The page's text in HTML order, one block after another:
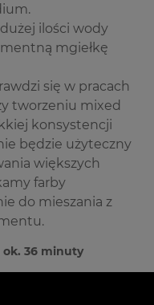
ilości wody
mgiełkę
się w pracach
tworzeniu mixed
konsystencji
będzie użyteczny
większych
farby
do mieszania z
36 minuty